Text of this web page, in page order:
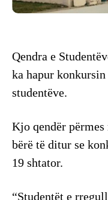
Qendra e
ka hapur
studentëve.
Kjo qendër
bërë të ditur se
19 shtator.
“Studentët e